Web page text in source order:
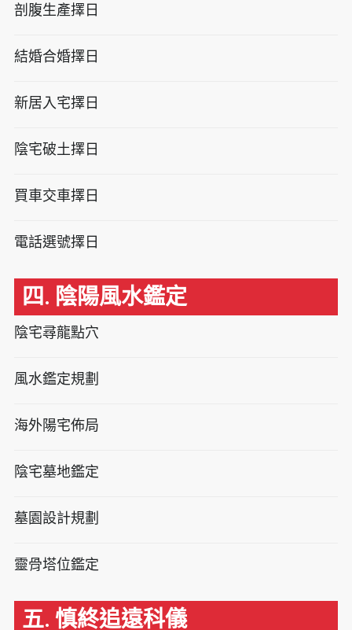
剖腹生產擇日
結婚合婚擇日
新居入宅擇日
陰宅破土擇日
買車交車擇日
電話選號擇日
四. 陰陽風水鑑定
陰宅尋龍點穴
風水鑑定規劃
海外陽宅佈局
陰宅墓地鑑定
墓園設計規劃
靈骨塔位鑑定
五. 慎終追遠科儀